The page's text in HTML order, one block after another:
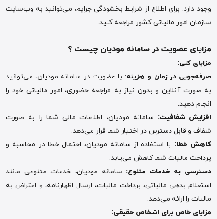
وجود دارد. برای اطلاع از شرایط بخشودگی جرایم، می‌توانید به وب‌سایت
سازمان امور مالیاتی کشور مراجعه کنید.
مزایای عضویت در سامانه مودیان چیست ؟
مزایای کلی:
صرفه‌جویی در زمان و هزینه: با عضویت در سامانه مودیان، می‌توانید
به صورت آنلاین و بدون نیاز به مراجعه حضوری، امور مالیاتی خود را
انجام دهید.
افزایش شفافیت: سامانه مودیان، اطلاعات مالی شما را به صورت
شفاف و قابل دسترس در اختیار شما قرار می‌دهد.
کاهش خطا: با استفاده از سامانه مودیان، احتمال خطا در محاسبه و
پرداخت مالیات شما کاهش می‌یابد.
دسترسی به خدمات متنوع: سامانه مودیان، خدمات متنوعی مانند
استعلام بدهی مالیاتی، پرداخت مالیات، ارسال اظهارنامه، و اعتراض به
مالیات را ارائه می‌دهد.
مزایای خاص برای اشخاص حقیقی: